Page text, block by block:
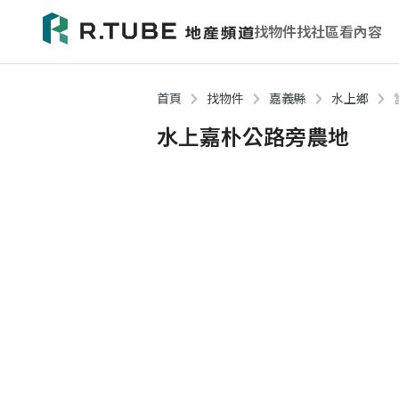
找物件找社區看內容
首頁 找物件 嘉義縣 水上鄉
水上嘉朴公路旁農地